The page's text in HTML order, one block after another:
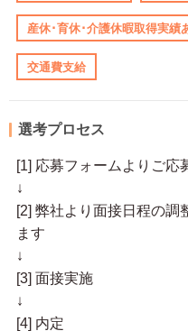
産休･育休･介護休暇取得実績
交通費支給
選考プロセス
[1] 応募フォームよりご応
↓
[2] 弊社より面接日程の調
ます
↓
[3] 面接実施
↓
[4] 内定